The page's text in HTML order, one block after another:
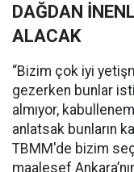
DAĞDAN
ALACAK
“Bizim çok iyi
gezerken bunlar
almıyor,
anlatsak bunların
TBMM'de bizim
maalesef